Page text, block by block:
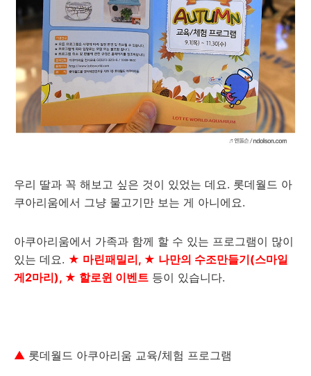
우리 딸과 꼭 해보고 싶은 것이 있었는 데요. 롯데월드 아
쿠아리움에서 그냥 물고기만 보는 게 아니에요.
아쿠아리움에서 가족과 함께 할 수 있는 프로그램이 많이
있는 데요. ★ 마린패밀리, ★ 나만의 수조만들기(스마일
게2마리), ★ 할로윈 이벤트 등이 있습니다.
▲ 롯데월드 아쿠아리움 교육/체험 프로그램